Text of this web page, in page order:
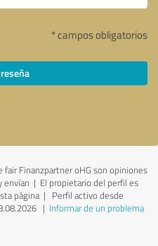
* campos obligatorios
fair Finanzpartner oHG son opiniones
envían | El propietario del perfil es
página| Perfil activo desde
| Informar de un problema